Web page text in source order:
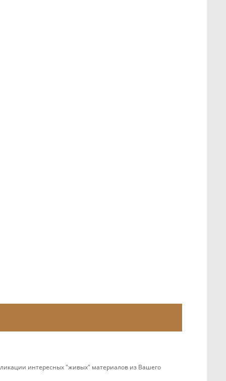
интересных "живых" материалов из Вашего